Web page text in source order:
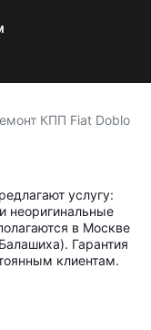
КПП Fiat Doblo
услугу:
неоригинальные
в Москве
Гарантия
клиентам.